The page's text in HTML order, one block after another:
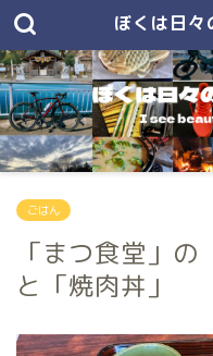
ぼくは日々
ごはん
「まつ食堂」の
と「焼肉丼」